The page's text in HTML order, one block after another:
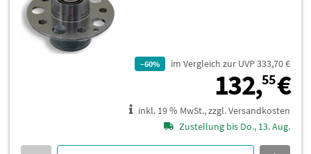
–60% im Vergleich zur UVP 333,70 €
132,55€
inkl. 19 % MwSt., zzgl. Versandkosten
Zustellung bis Do., 13. Aug.